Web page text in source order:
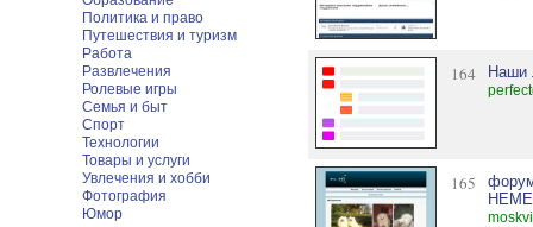
Политика и право
Путешествия и туризм
Работа
Развлечения
Ролевые игры
Семья и быт
Спорт
Технологии
Товары и услуги
Увлечения и хобби
Фотография
Юмор
164 Наши
165